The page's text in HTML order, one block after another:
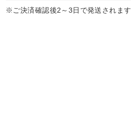
※ご決済確認後2～3日で発送されます